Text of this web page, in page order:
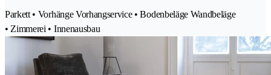
Parkett • Vorhänge Vorhangservice • Bodenbeläge Wandbeläge
• Zimmerei • Innenausbau